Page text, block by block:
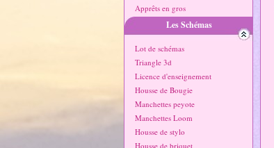
Apprêts en gros
Les Schémas
Lot de schémas
Triangle 3d
Licence d'enseignement
Housse de Bougie
Manchettes peyote
Manchettes Loom
Housse de stylo
Housse de briquet